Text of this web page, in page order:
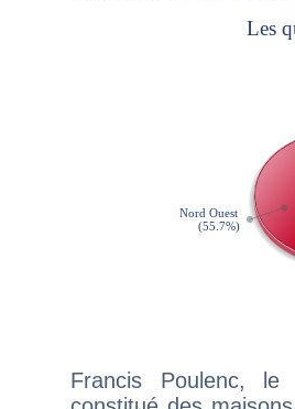
Francis Poulenc, le